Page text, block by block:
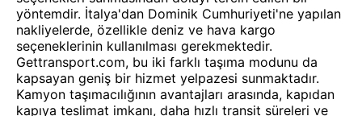
yöntemdir. İtalya'dan Dominik Cumhuriyeti'ne yapılan
nakliyelerde, özellikle deniz ve hava kargo
seçeneklerinin kullanılması gerekmektedir.
Gettransport.com, bu iki farklı taşıma modunu da
kapsayan geniş bir hizmet yelpazesi sunmaktadır.
Kamyon taşımacılığının avantajları arasında, kapıdan
kapıya teslimat imkanı, daha hızlı transit süreleri ve